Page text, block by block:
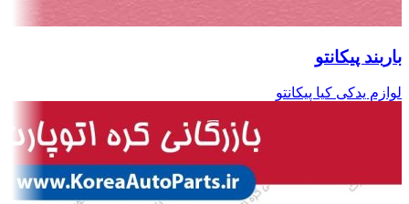
باربند پیکانتو
لوازم یدکی کیا پیکانتو